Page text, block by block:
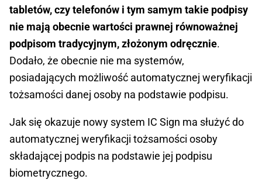
tabletów, czy telefonów i tym samym takie podpisy
nie mają obecnie wartości prawnej równoważnej
podpisom tradycyjnym, złożonym odręcznie.
Dodało, że obecnie nie ma systemów,
posiadających możliwość automatycznej weryfikacji
tożsamości danej osoby na podstawie podpisu.
Jak się okazuje nowy system IC Sign ma służyć do
automatycznej weryfikacji tożsamości osoby
składającej podpis na podstawie jej podpisu
biometrycznego.